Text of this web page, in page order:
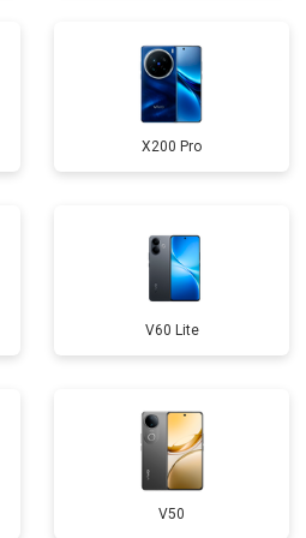
X200 Pro
V60 Lite
V50